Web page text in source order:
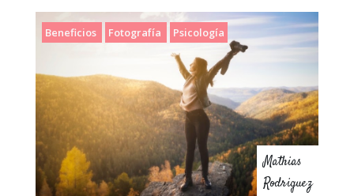
Beneficios Fotografía Psicología
Mathias
Rodriguez